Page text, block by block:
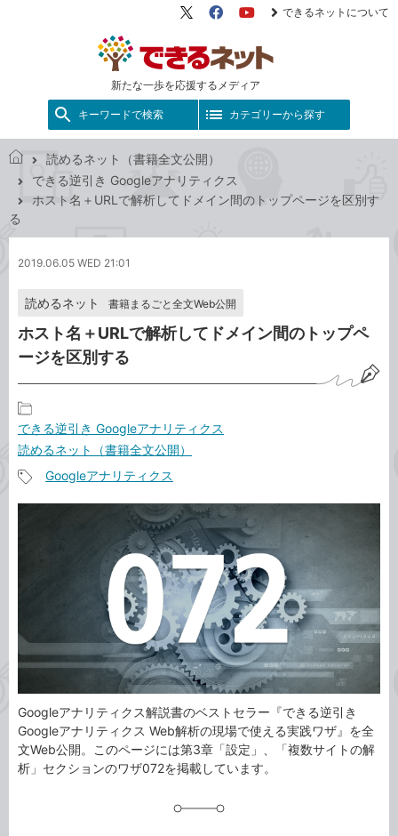
新たな一歩を応援するメディア
X（旧
FacebookYouTube
できるネットについて
キーワードで検索 カテゴリーから探す
ト
読めるネット（書籍全文公開）
できる逆引き Googleアナリティクス
ホスト名＋URLで解析してドメイン間のトップページを区別す
る
2019.06.05 WED 21:01
読めるネット 書籍まるごと全文Web公開
ホスト名＋URLで解析してドメイン間のトップペ
ージを区別する
記
事
テ
ゴ
できる逆引き Googleアナリティクス
読めるネット（書籍全文公開）
Googleアナリティクス
Googleアナリティクス解説書のベストセラー『できる逆引き
Googleアナリティクス Web解析の現場で使える実践ワザ』を全
文Web公開。このページには第3章「設定」、「複数サイトの解
析」セクションのワザ072を掲載しています。